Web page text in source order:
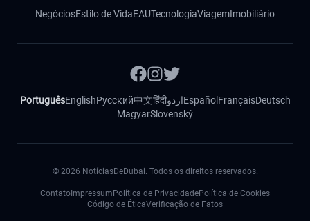
NegóciosEstilo de VidaEAUTecnologiaViagemImobiliário
PortuguêsEnglishРусский中文हिंदीاردوEspañol FrançaisDeutsch
MagyarSlovenský
© 2026 NotíciasDeDubai. Todos os direitos reservados.
Contato Impressum Política de PrivacidadePolítica de Cookies
Código de ÉticaVerificação de Fatos